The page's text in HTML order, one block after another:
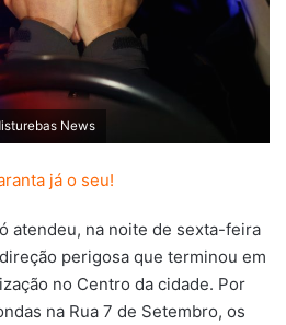
News
atendeu, na noite de sexta-feira
perigosa que terminou em
no Centro da cidade. Por
na Rua 7 de Setembro, os